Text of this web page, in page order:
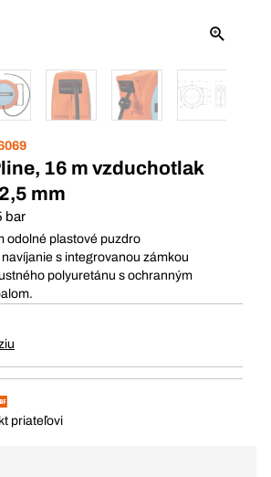
16 m vzduchotlak
mm
bar
odolné plastové puzdro
s integrovanou zámkou
polyuretánu s ochranným
priateľovi